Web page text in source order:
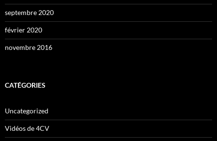
septembre 2020
février 2020
novembre 2016
CATÉGORIES
Uncategorized
Vidéos de 4CV